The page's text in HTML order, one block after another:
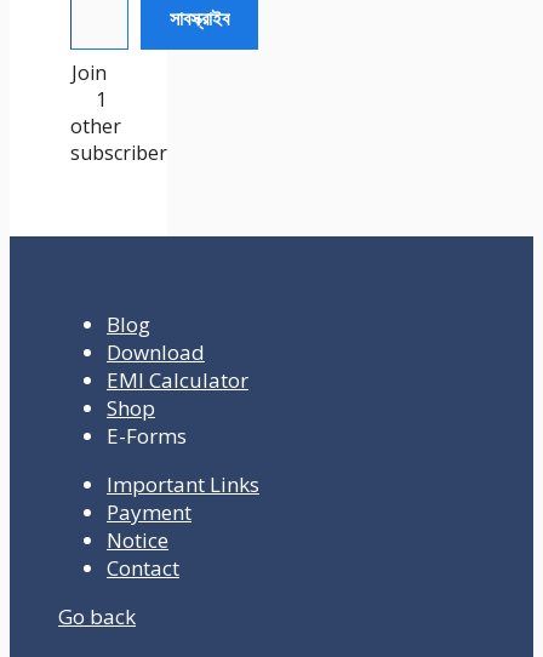
সাবস্ক্রাইব
Join
1
other
subscriber
Blog
Download
EMI Calculator
Shop
E-Forms
Important Links
Payment
Notice
Contact
Go back